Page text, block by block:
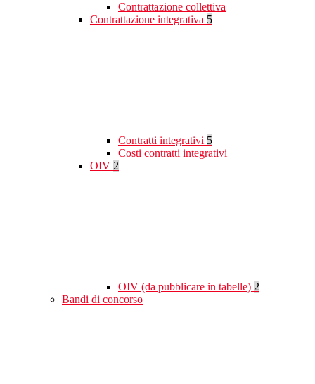
Contrattazione collettiva
Contrattazione integrativa 5
Contratti integrativi 5
Costi contratti integrativi
OIV 2
OIV (da pubblicare in tabelle) 2
Bandi di concorso